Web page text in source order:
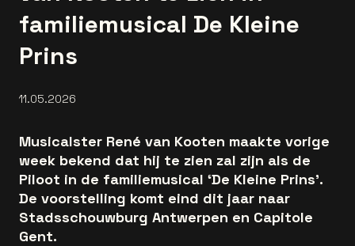
familiemusical De Kleine
Prins
11.05.2026
Musicalster René van Kooten maakte vorige
week bekend dat hij te zien zal zijn als de
Piloot in de familiemusical ‘De Kleine Prins’.
De voorstelling komt eind dit jaar naar
Stadsschouwburg Antwerpen en Capitole
Gent.